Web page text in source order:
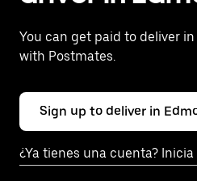
You can get paid to deliver
with Postmates.
Sign up to deliver in
¿Ya tienes una cuenta? Inicia